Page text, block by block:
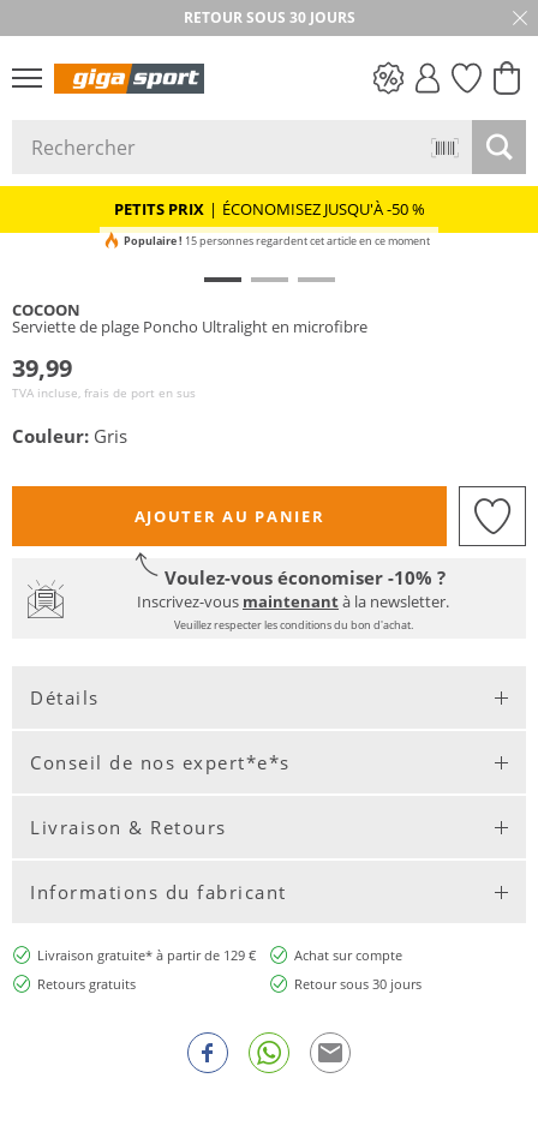
RETOUR SOUS 30 JOURS
PETITS PRIX | ÉCONOMISEZ JUSQU'À -50 %
Populaire ! 15 personnes regardent cet article en ce moment
COCOON
Serviette de plage Poncho Ultralight en microfibre
39,99
TVA incluse, frais de port en sus
Couleur: Gris
AJOUTER AU PANIER
Voulez-vous économiser -10% ?
Inscrivez-vous maintenantà la newsletter.
Veuillez respecter les conditions du bon d'achat.
Détails
Conseil de nos expert*e*s
Livraison & Retours
Informations du fabricant
Livraison gratuite* à partir de 129 €
Achat sur compte
Retours gratuits
Retour sous 30 jours